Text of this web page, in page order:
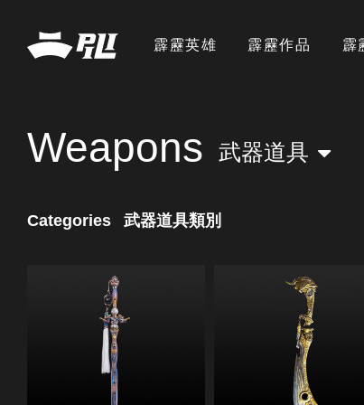
霹靂英雄 霹靂作品 霹
Weapons 武器道具
Categories 武器道具類別